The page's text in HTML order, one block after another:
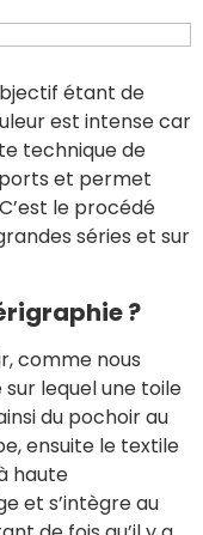
étant de
est intense car
technique de
et permet
le procédé
séries et sur
?
comme nous
sur lequel une toile
du pochoir au
ensuite le textile
haute
et s’intègre au